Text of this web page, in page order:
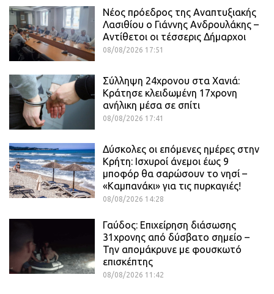
Νέος πρόεδρος της Αναπτυξιακής
Λασιθίου ο Γιάννης Ανδρουλάκης –
Αντίθετοι οι τέσσερις Δήμαρχοι
08/08/2026 17:51
Σύλληψη 24χρονου στα Χανιά:
Κράτησε κλειδωμένη 17χρονη
ανήλικη μέσα σε σπίτι
08/08/2026 17:41
Δύσκολες οι επόμενες ημέρες στην
Κρήτη: Ισχυροί άνεμοι έως 9
μποφόρ θα σαρώσουν το νησί –
«Καμπανάκι» για τις πυρκαγιές!
08/08/2026 14:28
Γαύδος: Επιχείρηση διάσωσης
31χρονης από δύσβατο σημείο –
Την απομάκρυνε με φουσκωτό
επισκέπτης
08/08/2026 11:42